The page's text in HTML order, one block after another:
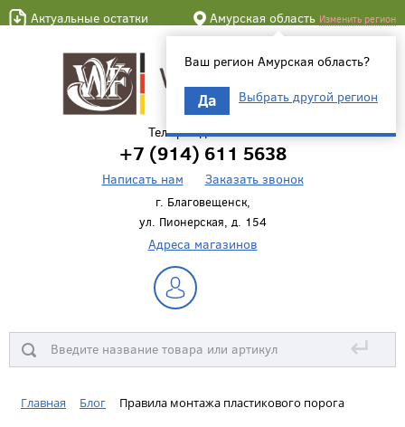
Актуальные остатки Амурская область Изменить регион
Ваш регион Амурская область?
Да Выбрать другой регион
Телефон для связи
+7 (914) 611 5638
Написать нам Заказать звонок
г. Благовещенск,
ул. Пионерская, д. 154
Адреса магазинов
↵
Главная Блог Правила монтажа пластикового порога